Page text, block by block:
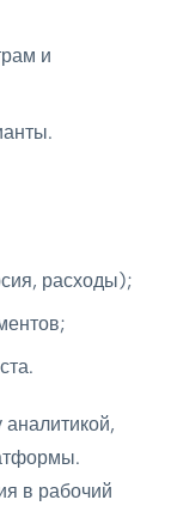
и
расходы);
в рабочий